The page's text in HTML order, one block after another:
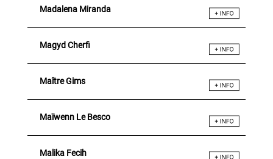
Madalena Miranda
Magyd Cherfi
Maître Gims
Maïwenn Le Besco
Malika Fecih